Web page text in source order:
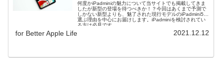
何度かiPadminiの魅力について当サイトでも掲載してきま
したが新型の登場を待つべきか！？今回はあくまで予測で
しかない新型よりも、魅了された現行モデルのiPadmini5を
選ぶ理由を中心にお届けします。iPadminiを検討されてい
る方は必見です。
for Better Apple Life 2021.12.12